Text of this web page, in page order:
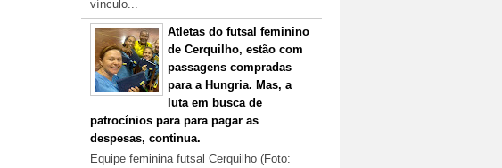
vínculo...
Atletas do futsal feminino
de Cerquilho, estão com
passagens compradas
para a Hungria. Mas, a
luta em busca de
patrocínios para para pagar as
despesas, continua.
Equipe feminina futsal Cerquilho (Foto: